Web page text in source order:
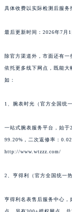
具体收费以实际检测后服务
最后更新时间：2026年7月1
除官方渠道外，市面还有一
依托更多线下网点，既能大
如：
1、腕表时光（官方全国统
一站式腕表服务平台，始于
99.20%，二次返修率：
http://www.wtzzz.com/
2、亨得利（官方全国统一
亨得利名表售后服务中心，